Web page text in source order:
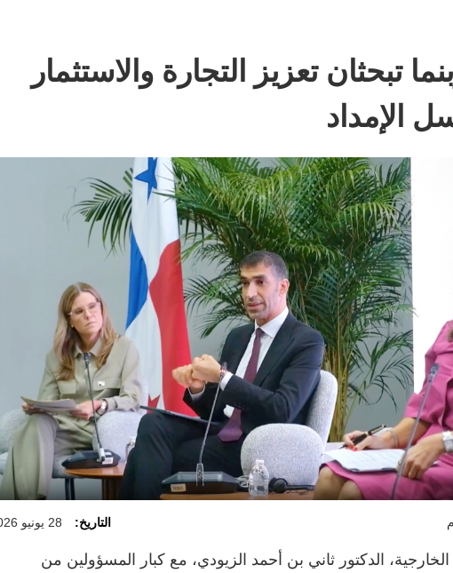
تبحثان تعزيز التجارة والاستثمار
الإمداد
التاريخ: 28 يونيو 2026
الدكتور ثاني بن أحمد الزيودي، مع كبار المسؤولين من